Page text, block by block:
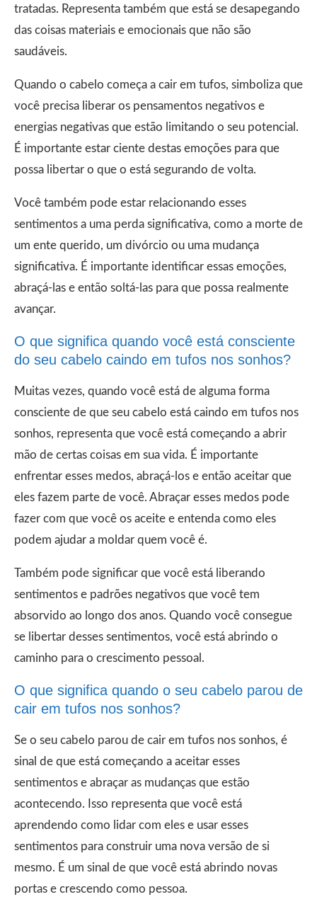
tratadas. Representa também que está se desapegando
das coisas materiais e emocionais que não são
saudáveis.
Quando o cabelo começa a cair em tufos, simboliza que
você precisa liberar os pensamentos negativos e
energias negativas que estão limitando o seu potencial.
É importante estar ciente destas emoções para que
possa libertar o que o está segurando de volta.
Você também pode estar relacionando esses
sentimentos a uma perda significativa, como a morte de
um ente querido, um divórcio ou uma mudança
significativa. É importante identificar essas emoções,
abraçá-las e então soltá-las para que possa realmente
avançar.
O que significa quando você está consciente
do seu cabelo caindo em tufos nos sonhos?
Muitas vezes, quando você está de alguma forma
consciente de que seu cabelo está caindo em tufos nos
sonhos, representa que você está começando a abrir
mão de certas coisas em sua vida. É importante
enfrentar esses medos, abraçá-los e então aceitar que
eles fazem parte de você. Abraçar esses medos pode
fazer com que você os aceite e entenda como eles
podem ajudar a moldar quem você é.
Também pode significar que você está liberando
sentimentos e padrões negativos que você tem
absorvido ao longo dos anos. Quando você consegue
se libertar desses sentimentos, você está abrindo o
caminho para o crescimento pessoal.
O que significa quando o seu cabelo parou de
cair em tufos nos sonhos?
Se o seu cabelo parou de cair em tufos nos sonhos, é
sinal de que está começando a aceitar esses
sentimentos e abraçar as mudanças que estão
acontecendo. Isso representa que você está
aprendendo como lidar com eles e usar esses
sentimentos para construir uma nova versão de si
mesmo. É um sinal de que você está abrindo novas
portas e crescendo como pessoa.